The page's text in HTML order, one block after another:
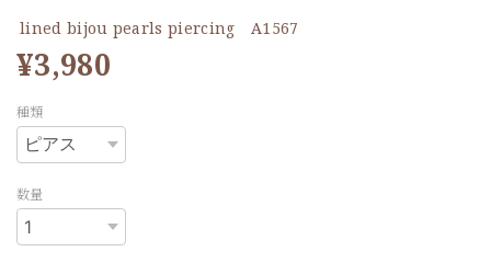
lined bijou pearls piercing A1567
¥3,980
種類
数量